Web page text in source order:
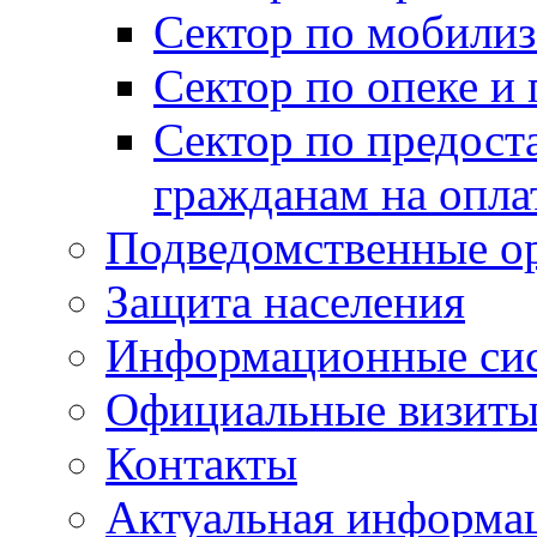
Сектор по
Сектор по опеке и
Сектор по
гражданам на
Подведомственные
Защита населения
Информационные
Официальные
Контакты
Актуальная